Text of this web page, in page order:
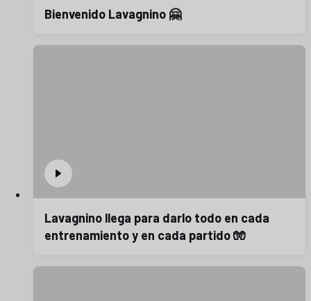
Bienvenido Lavagnino 🤗
Lavagnino llega para darlo todo en cada
entrenamiento y en cada partido 🧤